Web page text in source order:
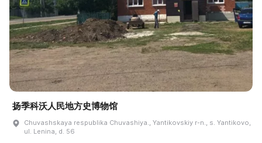
扬季科沃人民地方史博物馆
Chuvashskaya respublika Chuvashiya., Yantikovskiy r-n., s. Yantikovo,
ul. Lenina, d. 56